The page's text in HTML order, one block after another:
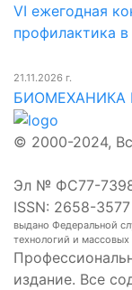
VI ежегодная
профилактика
21.11.2026 г.
БИОМЕХАНИКА
© 2000-2024,
Эл № ФС77-
ISSN: 2658-3577
выдано Федеральной
технологий и
издание. Все